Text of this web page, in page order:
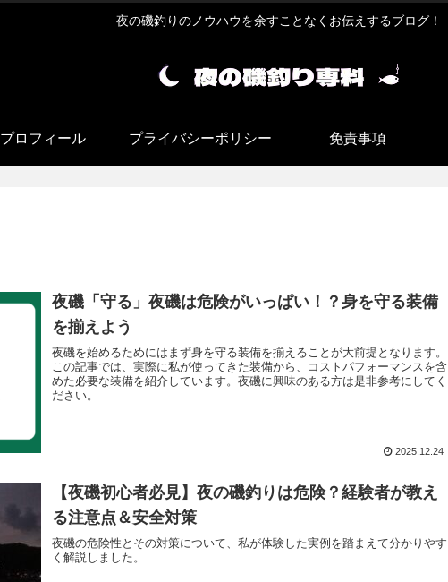
夜の磯釣りのノウハウを余すことなくお伝えするブログ！
プロフィール プライバシーポリシー 免責事項
夜磯「守る」夜磯は危険がいっぱい！？身を守る装備
を揃えよう
夜磯を始めるためにはまず身を守る装備を揃えることが大前提となります。
この記事では、実際に私が使ってきた装備から、コストパフォーマンスを含
めた必要な装備を紹介しています。夜磯に興味のある方は是非参考にしてく
ださい。
2025.12.24
【夜磯初心者必見】夜の磯釣りは危険？経験者が教え
る注意点＆安全対策
夜磯の危険性とその対策について、私が体験した実例を踏まえて分かりやす
く解説しました。